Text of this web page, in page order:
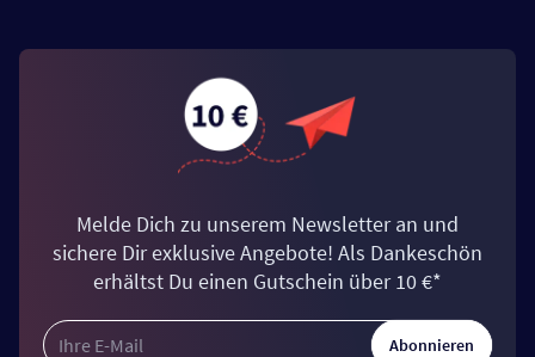
Melde Dich zu unserem Newsletter an und
sichere Dir exklusive Angebote! Als Dankeschön
erhältst Du einen Gutschein über 10 €*
Abonnieren